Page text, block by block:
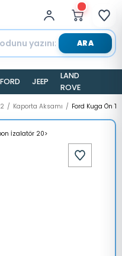
ARA
FORD JEEP
LAND
ROVER
Kaporta Aksamı Ford Kuga Ön